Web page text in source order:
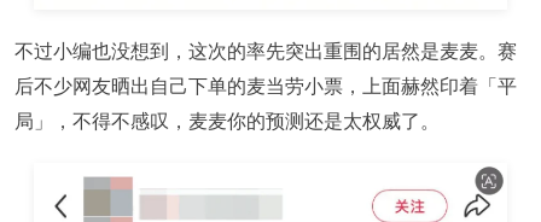
不过小编也没想到，这次的率先突出重围的居然是麦麦。赛
后不少网友晒出自己下单的麦当劳小票，上面赫然印着「平
局」，不得不感叹，麦麦你的预测还是太权威了。